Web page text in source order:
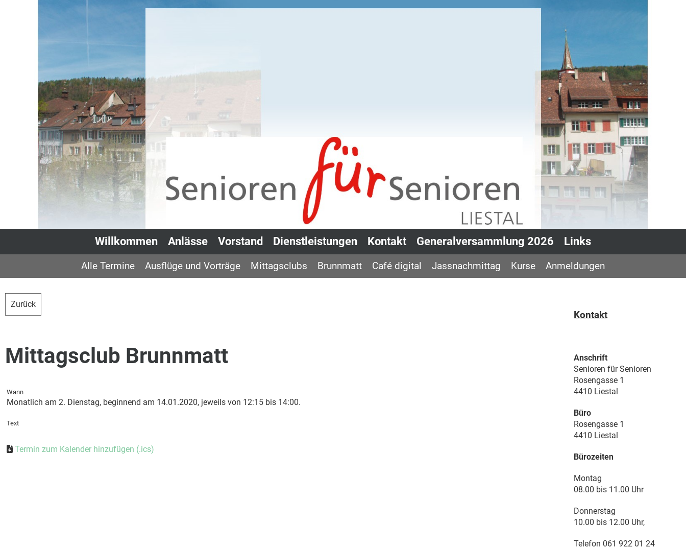
Willkommen Anlässe Vorstand Dienstleistungen Kontakt Generalversammlung 2026 Links
Alle Termine Ausflüge und Vorträge Mittagsclubs Brunnmatt Café digital Jassnachmittag Kurse Anmeldungen
Zurück
Mittagsclub Brunnmatt
Wann
Monatlich am 2. Dienstag, beginnend am 14.01.2020, jeweils von 12:15 bis 14:00.
Text
Termin zum Kalender hinzufügen (.ics)
Kontakt
Anschrift
Senioren für Senioren
Rosengasse 1
4410 Liestal
Büro
Rosengasse 1
4410 Liestal
Bürozeiten
Montag
08.00 bis 11.00 Uhr
Donnerstag
10.00 bis 12.00 Uhr,
Telefon 061 922 01 24